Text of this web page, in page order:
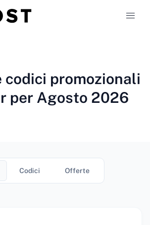
codici promozionali
per Agosto 2026
Codici Offerte